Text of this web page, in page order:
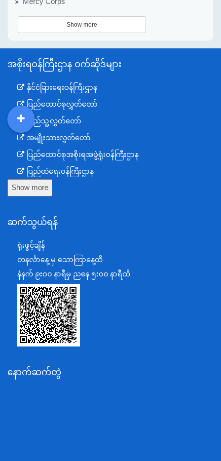
Mercy Corps
Show more
အစိုးရဝန်ကြီးဌာန ဝက်ဆိုဒ်များ
နိုင်ငံခြားရေးဝန်ကြီးဌာန
ပြည်ထောင်စုလွှတ်တော်
ပြည်သူ့လွှတ်တော်
အမျိုးသားလွှတ်တော်
ပြည်ထောင်စုအစိုးရအဖွဲ့ရုံးဝန်ကြီးဌာန
ပြည်ထဲရေးဝန်ကြီးဌာန
ကာကွယ်ရေးဝန်ကြီးဌာန
စီမံကိန်း၊ဘဏ္ဍာရေးနှင့်စက်မှုဝန်ကြီးဌာန
ရင်းနှီးမြှုပ်နှံမှုနှင့် နိုင်ငံခြားစီးပွားဆက်သွယ်ရေးဝန်ကြီးဌာန
အပြည်ပြည်ဆိုင်ရာပူးပေါင်းဆောင်ရွက်ရေးဝန်ကြီးဌာန
ပြန်ကြားရေးဝန်ကြီးဌာန
သာသနာရေးနှင့် ယဉ်ကျေးမှုဝန်ကြီးဌာန
စိုက်ပျိုးရေး၊မွေးမြူရေးနှင့်ဆည်မြောင်းဝန်ကြီးဌာန
ပို့ဆောင်ရေးနှင့်ဆက်သွယ်ရေးဝန်ကြီးဌာန
သယံဇာတနှင့်ပတ်ဝန်းကျင်ထိန်းသိမ်းရေးဝန်ကြီးဌာန
အလုပ်သမား၊လူဝင်မှုကြီးကြပ်ရေးနှင့်ပြည်သူ့အင်အား
Show more
ဆက်သွယ်ရန်
ရုံးဖွင့်ချိန်
တနင်္လာနေ့ မှ သောကြာနေ့ထိ
နံနက် ၉းဝ၀ နာရီမှ ညနေ ၅းဝ၀ နာရီထိ
နောက်ဆက်တွဲ
DDM